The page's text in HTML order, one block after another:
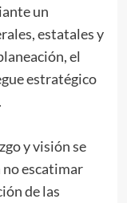
un
estatales y
el
estratégico
y visión se
no escatimar
de las